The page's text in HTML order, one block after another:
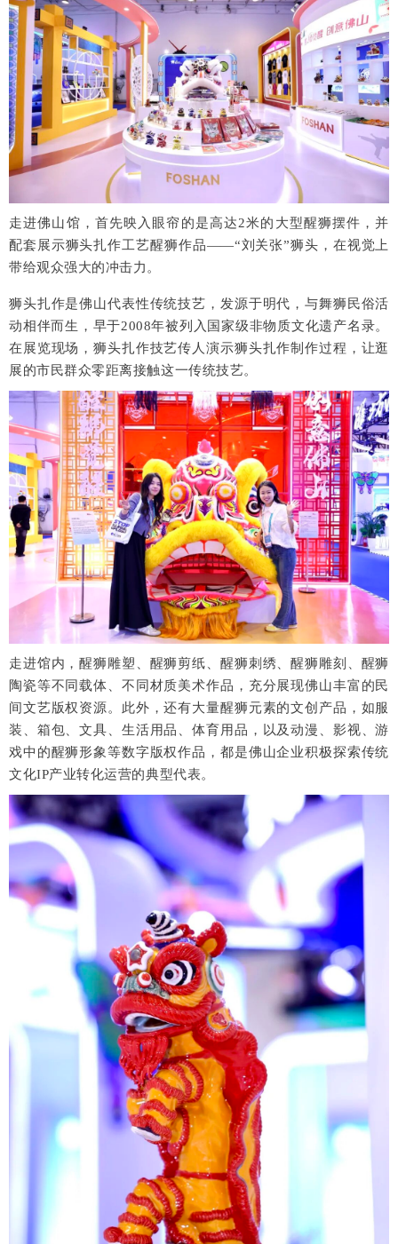
走进佛山馆，首先映入眼帘的是高达2米的大型醒狮摆件，并
配套展示狮头扎作工艺醒狮作品——“刘关张”狮头，在视觉上
带给观众强大的冲击力。
狮头扎作是佛山代表性传统技艺，发源于明代，与舞狮民俗活
动相伴而生，早于2008年被列入国家级非物质文化遗产名录。
在展览现场，狮头扎作技艺传人演示狮头扎作制作过程，让逛
展的市民群众零距离接触这一传统技艺。
走进馆内，醒狮雕塑、醒狮剪纸、醒狮刺绣、醒狮雕刻、醒狮
陶瓷等不同载体、不同材质美术作品，充分展现佛山丰富的民
间文艺版权资源。此外，还有大量醒狮元素的文创产品，如服
装、箱包、文具、生活用品、体育用品，以及动漫、影视、游
戏中的醒狮形象等数字版权作品，都是佛山企业积极探索传统
文化IP产业转化运营的典型代表。